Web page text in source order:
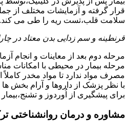
قرار گرفته و آزمایشات مختلف از
سلامت قلب،تست ریه را طی می کند.
قرنطینه و سم زدایی بدن معتاد در
مرحله دوم بعد از معاینات و انجام
مرحله بیمار در محیطی با امکانات
مصرف مواد ندارد تا مواد مخدر
با نظر پزشک از داروها و آرام بخش ها
برای پیشگیری از اُوردوز و
مشاوره و درمان روانشناختی